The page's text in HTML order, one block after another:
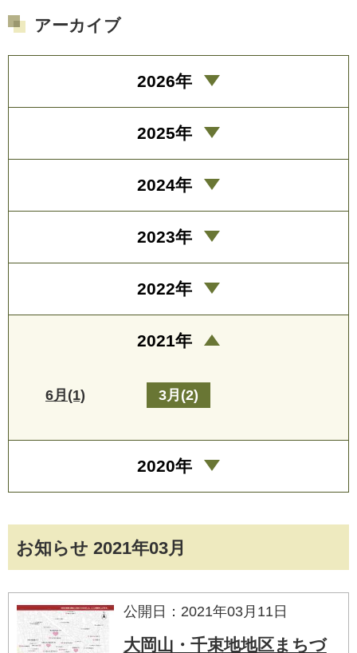
お知らせ 2021年03月
公開日：2021年03月11日
大岡山・千束地地区まちづ
アーカイブ
2026年
2025年
2024年
2023年
2022年
2021年
6月(1) 3月(2)
2020年